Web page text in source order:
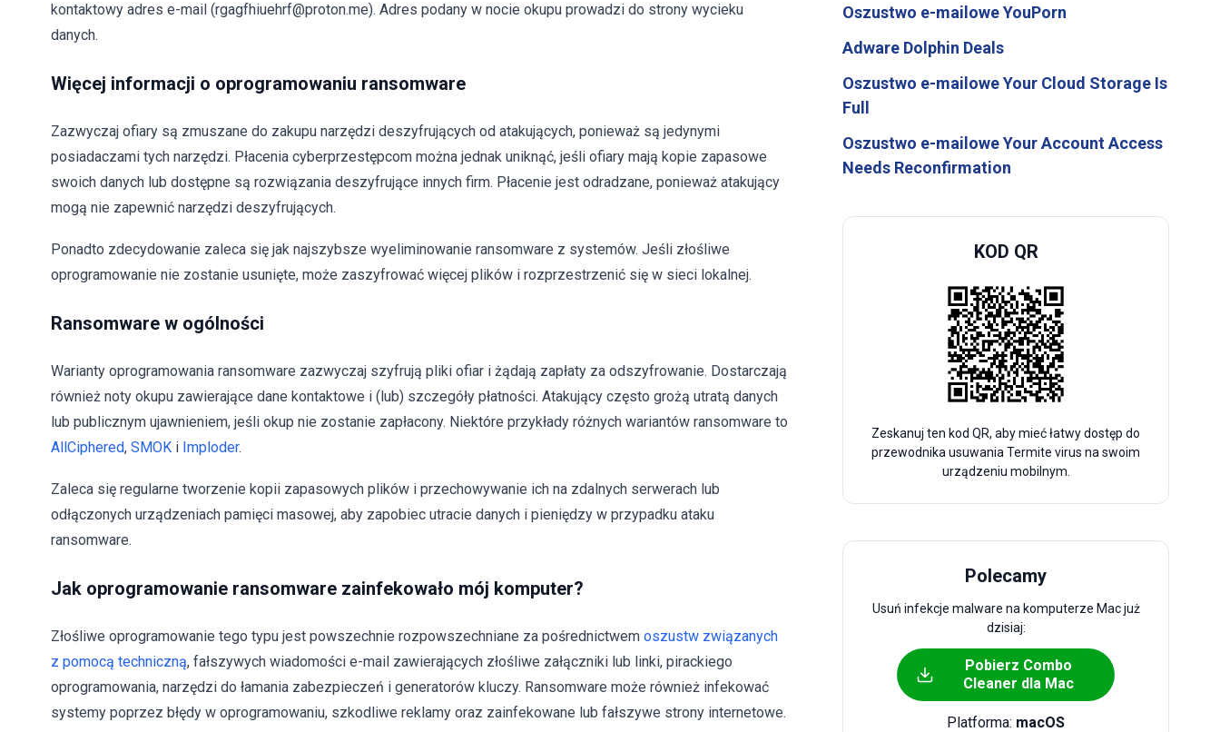
kontaktowy adres e-mail (rgagfhiuehrf@proton.me). Adres podany w nocie okupu prowadzi do strony wycieku
danych.
Więcej informacji o oprogramowaniu ransomware
Zazwyczaj ofiary są zmuszane do zakupu narzędzi deszyfrujących od atakujących, ponieważ są jedynymi
posiadaczami tych narzędzi. Płacenia cyberprzestępcom można jednak uniknąć, jeśli ofiary mają kopie zapasowe
swoich danych lub dostępne są rozwiązania deszyfrujące innych firm. Płacenie jest odradzane, ponieważ atakujący
mogą nie zapewnić narzędzi deszyfrujących.
Ponadto zdecydowanie zaleca się jak najszybsze wyeliminowanie ransomware z systemów. Jeśli złośliwe
oprogramowanie nie zostanie usunięte, może zaszyfrować więcej plików i rozprzestrzenić się w sieci lokalnej.
Ransomware w ogólności
Warianty oprogramowania ransomware zazwyczaj szyfrują pliki ofiar i żądają zapłaty za odszyfrowanie. Dostarczają
również noty okupu zawierające dane kontaktowe i (lub) szczegóły płatności. Atakujący często grożą utratą danych
lub publicznym ujawnieniem, jeśli okup nie zostanie zapłacony. Niektóre przykłady różnych wariantów ransomware to
AllCiphered, SMOK i Imploder.
Zaleca się regularne tworzenie kopii zapasowych plików i przechowywanie ich na zdalnych serwerach lub
odłączonych urządzeniach pamięci masowej, aby zapobiec utracie danych i pieniędzy w przypadku ataku
ransomware.
Jak oprogramowanie ransomware zainfekowało mój komputer?
Złośliwe oprogramowanie tego typu jest powszechnie rozpowszechniane za pośrednictwem oszustw związanych
z pomocą techniczną, fałszywych wiadomości e-mail zawierających złośliwe załączniki lub linki, pirackiego
oprogramowania, narzędzi do łamania zabezpieczeń i generatorów kluczy. Ransomware może również infekować
systemy poprzez błędy w oprogramowaniu, szkodliwe reklamy oraz zainfekowane lub fałszywe strony internetowe.
Oszustwo e-mailowe YouPorn
Adware Dolphin Deals
Oszustwo e-mailowe Your Cloud Storage Is
Full
Oszustwo e-mailowe Your Account Access
Needs Reconfirmation
KOD QR
Zeskanuj ten kod QR, aby mieć łatwy dostęp do
przewodnika usuwania Termite virus na swoim
urządzeniu mobilnym.
Polecamy
Usuń infekcje malware na komputerze Mac już
dzisiaj:
Pobierz Combo
Cleaner dla Mac
Platforma: macOS